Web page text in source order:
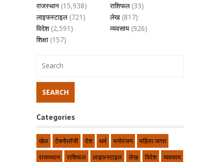
राजस्थान (15,938) राशिफल(33)
लाइफस्टाइल(721) लेख (817)
विदेश(2,591) व्यवसाय (926)
शिक्षा(157)
Categories
खेल टेक्नोलॉजी देश धर्म मनोरंजन
महिला जगत
राजस्थान
राशिफल लाइफस्टाइल लेख विदेश
व्यवसाय